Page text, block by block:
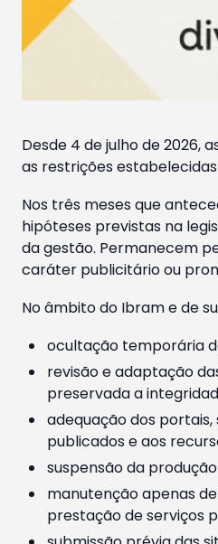
Desde 4 de julho de 2026,
as restrições
Nos três meses que
hipóteses previstas na
da gestão. Permanecem
caráter publicitário ou
No âmbito do Ibram e de
ocultação temporária
revisão e adaptação
preservada a
adequação dos
publicados e aos
suspensão da
manutenção apenas
prestação de serviços